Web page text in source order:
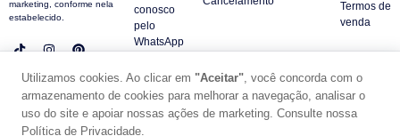
marketing, conforme nela
estabelecido.
conosco
pelo
WhatsApp
FAQ
Termos de
venda
© DUE PANNO - 2024 -
Utilizamos cookies. Ao clicar em "Aceitar", você concorda com o
armazenamento de cookies para melhorar a navegação, analisar o
uso do site e apoiar nossas ações de marketing. Consulte nossa
Política de Privacidade.